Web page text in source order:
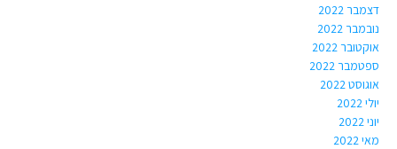
דצמבר 2022
נובמבר 2022
אוקטובר 2022
ספטמבר 2022
אוגוסט 2022
יולי 2022
יוני 2022
מאי 2022